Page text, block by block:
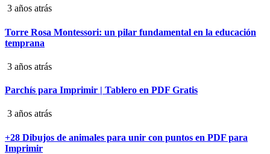
3 años atrás
Torre Rosa Montessori: un pilar fundamental en la educación
temprana
3 años atrás
Parchís para Imprimir | Tablero en PDF Gratis
3 años atrás
+28 Dibujos de animales para unir con puntos en PDF para
Imprimir